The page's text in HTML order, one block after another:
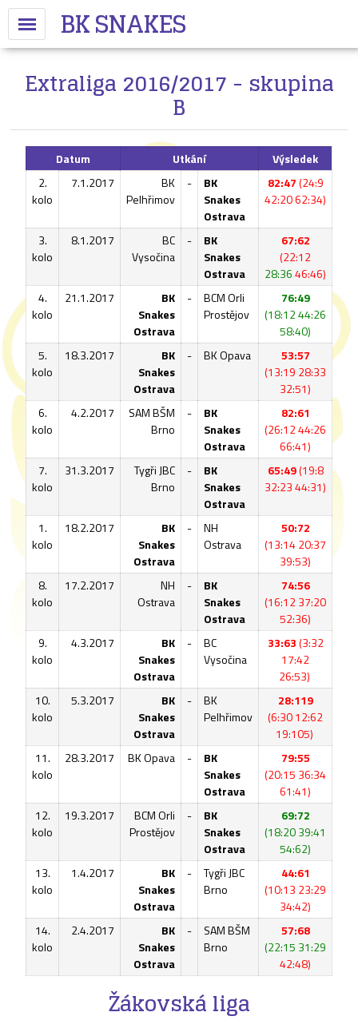
BK SNAKES
Extraliga 2016/2017 - skupina
B
Datum Utkání
Výsledek
2.
kolo
7.1.2017
BK
Pelhřimov
-
BK
Snakes
Ostrava
82:47(24:9
42:20 62:34)
3.
kolo
8.1.2017
BC
Vysočina
-
BK
Snakes
Ostrava
67:62
(22:12
28:3646:46)
4.
kolo
21.1.2017
BK
Snakes
Ostrava
-
BCM Orli
Prostějov
76:49
(18:12 44:26
58:40)
5.
kolo
18.3.2017
BK
Snakes
Ostrava
- BK Opava
53:57
(13:19 28:33
32:51)
6.
kolo
4.2.2017
SAM BŠM
Brno
-
BK
Snakes
Ostrava
82:61
(26:12 44:26
66:41)
7.
kolo
31.3.2017
Tygři JBC
Brno
-
BK
Snakes
Ostrava
65:49(19:8
32:23 44:31)
1.
kolo
18.2.2017
BK
Snakes
Ostrava
-
NH
Ostrava
50:72
(13:14 20:37
39:53)
8.
kolo
17.2.2017
NH
Ostrava
-
BK
Snakes
Ostrava
74:56
(16:12 37:20
52:36)
9.
kolo
4.3.2017
BK
Snakes
Ostrava
-
BC
Vysočina
33:63(3:32
17:42
26:53)
10.
kolo
5.3.2017
BK
Snakes
Ostrava
-
BK
Pelhřimov
28:119
(6:30 12:62
19:105)
11.
kolo
28.3.2017 BK Opava -
BK
Snakes
Ostrava
79:55
(20:15 36:34
61:41)
12.
kolo
19.3.2017
BCM Orli
Prostějov
-
BK
Snakes
Ostrava
69:72
(18:20 39:41
54:62)
13.
kolo
1.4.2017
BK
Snakes
Ostrava
-
Tygři JBC
Brno
44:61
(10:13 23:29
34:42)
14.
kolo
2.4.2017
BK
Snakes
Ostrava
-
SAM BŠM
Brno
57:68
(22:15 31:29
42:48)
Žákovská liga